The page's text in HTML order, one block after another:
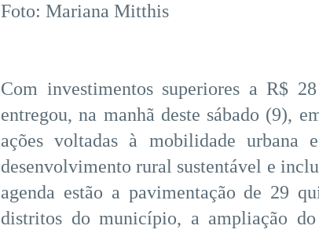
Foto: Mariana Mitthis
Com investimentos superiores a R$
entregou, na manhã deste sábado (9),
ações voltadas à mobilidade urbana
desenvolvimento rural sustentável e
agenda estão a pavimentação de 29
distritos do município, a ampliação